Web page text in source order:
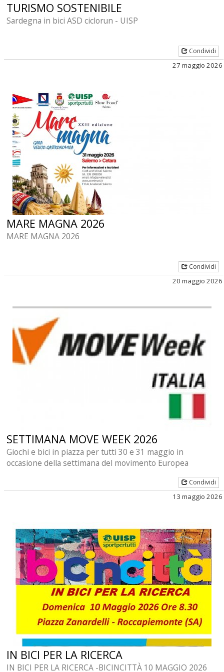
TURISMO SOSTENIBILE
Sardegna in bici ASD ciclorun - UISP
Condividi
27 maggio 2026
MARE MAGNA 2026
MARE MAGNA 2026
Condividi
20 maggio 2026
SETTIMANA MOVE WEEK 2026
Giochi e bici in piazza per tutti 30 e 31 maggio in
occasione della settimana del movimento Europea
Condividi
13 maggio 2026
IN BICI PER LA RICERCA
IN BICI PER LA RICERCA -BICINCITTÀ 10 MAGGIO 2026